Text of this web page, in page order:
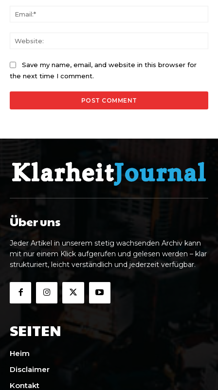
Save my name, email, and website in this browser for
the next time I comment.
Über uns
Jeder Artikel in unserem stetig wachsenden Archiv kann
mit nur einem Klick aufgerufen und gelesen werden – klar
strukturiert, leicht verständlich und jederzeit verfügbar.
SEITEN
Heim
Disclaimer
Kontakt